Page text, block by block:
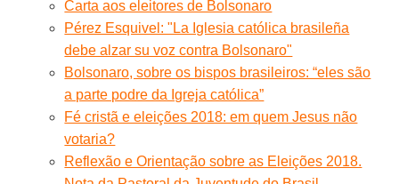
Carta aos eleitores de Bolsonaro
Pérez Esquivel: "La Iglesia católica brasileña
debe alzar su voz contra Bolsonaro"
Bolsonaro, sobre os bispos brasileiros: “eles são
a parte podre da Igreja católica”
Fé cristã e eleições 2018: em quem Jesus não
votaria?
Reflexão e Orientação sobre as Eleições 2018.